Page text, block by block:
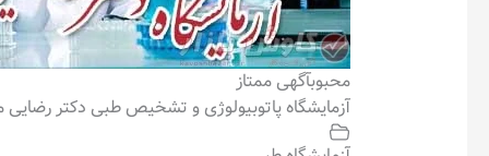
محبوبآگهی ممتاز
آزمایشگاه پاتوبیولوژی و تشخیص طبی دکتر